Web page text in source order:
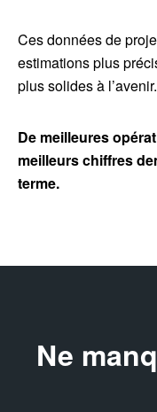
Ces données de
estimations plus
plus solides à l’avenir.
De meilleures
meilleurs chiffres
terme.
Ne